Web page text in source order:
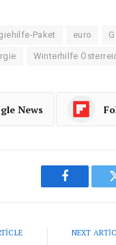
Paket euro
Winterhilfe
News
Facebook
NEXT